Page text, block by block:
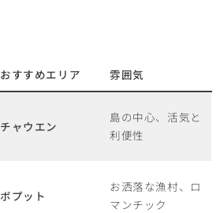
おすすめエリア 雰囲気
チャウエン
島の中心、活気と
利便性
ボプット
お洒落な漁村、ロ
マンチック